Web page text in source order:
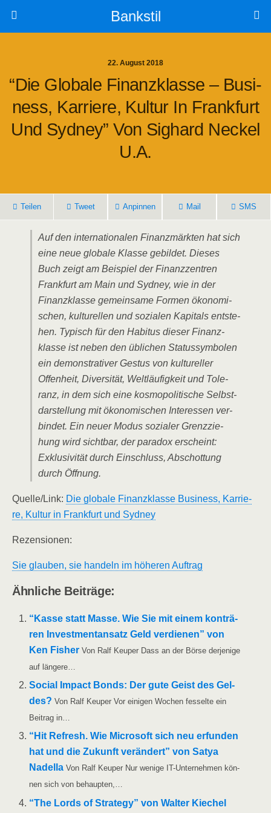
Bankstil
22. August 2018
“Die Glo­ba­le Finanz­klas­se – Busi­
Ness, Kar­rie­re, Kul­tur In Frank­furt
Und Syd­ney” Von Sig­hard Neckel
U.a.
Tei­len Tweet Anpin­nen Mail SMS
Auf den inter­na­tio­na­len Finanz­märk­ten hat sich
eine neue glo­ba­le Klas­se gebil­det. Die­ses
Buch zeigt am Bei­spiel der Finanz­zen­tren
Frank­furt am Main und Syd­ney, wie in der
Finanz­klas­se gemein­sa­me For­men öko­no­mi­
schen, kul­tu­rel­len und sozia­len Kapi­tals ent­ste­
hen. Typisch für den Habi­tus die­ser Finanz­
klas­se ist neben den übli­chen Sta­tus­sym­bo­len
ein demons­tra­ti­ver Ges­tus von kul­tu­rel­ler
Offen­heit, Diver­si­tät, Welt­läu­fig­keit und Tole­
ranz, in dem sich eine kos­mo­po­li­ti­sche Selbst­
dar­stel­lung mit öko­no­mi­schen Inter­es­sen ver­
bin­det. Ein neu­er Modus sozia­ler Grenz­zie­
hung wird sicht­bar, der para­dox erscheint:
Exklu­si­vi­tät durch Ein­schluss, Abschot­tung
durch Öffnung.
Quelle/​Link: Die glo­ba­le Finanz­klas­se Busi­ness, Kar­rie­
re, Kul­tur in Frank­furt und Sydney
Rezen­sio­nen:
Sie glau­ben, sie han­deln im höhe­ren Auftrag
Ähn­li­che Beiträge:
“Kas­se statt Mas­se. Wie Sie mit einem kon­trä­
ren Invest­ment­an­satz Geld ver­die­nen” von
Ken Fisher Von Ralf Keu­per Dass an der Bör­se der­je­ni­ge
auf längere…
Social Impact Bonds: Der gute Geist des Gel­
des? Von Ralf Keu­per Vor eini­gen Wochen fes­sel­te ein
Bei­trag in…
“Hit Refresh. Wie Micro­soft sich neu erfun­den
hat und die Zukunft ver­än­dert” von Satya
Nadel­la Von Ralf Keu­per Nur weni­ge IT-Unter­­neh­­men kön­
nen sich von behaupten,…
“The Lords of Stra­tegy” von Wal­ter Kie­chel